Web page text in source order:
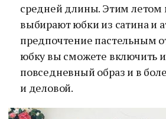
средней длины. Этим
выбирают юбки из сатина и
предпочтение пастельным
юбку вы сможете включить
повседневный образ и в
и деловой.